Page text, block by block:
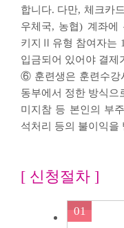
합니다. 다만, 체크카
우체국, 농협) 계좌에
키지Ⅱ유형 참여자는
입금되어 있어야 결제
⑥ 훈련생은 훈련수강
동부에서 정한 방식으
미지참 등 본인의 부
석처리 등의 불이익을
[ 신청절차 ]
01